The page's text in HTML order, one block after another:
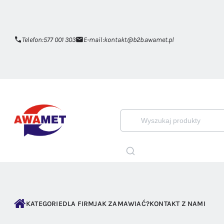
Telefon:577 001 303 E-mail:kontakt@b2b.awamet.pl
KATEGORIEDLA FIRMJAK ZAMAWIAĆ?KONTAKT Z NAMI